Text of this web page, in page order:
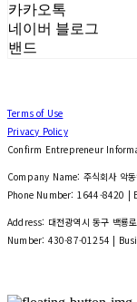
카카오톡
네이버 블로그
밴드
Terms of Use
Privacy Policy
Confirm Entrepreneur
Company Name: 주식회사 악
Phone Number: 1644-8420 |
Address: 대전광역시 동구 백
Number: 430-87-01254 |